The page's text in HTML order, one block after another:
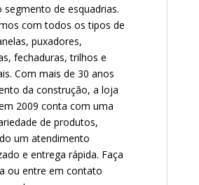
segmento de esquadrias.
com todos os tipos de
puxadores,
fechaduras, trilhos e
Com mais de 30 anos
da construção, a loja
2009 conta com uma
de produtos,
um atendimento
e entrega rápida. Faça
ou entre em contato